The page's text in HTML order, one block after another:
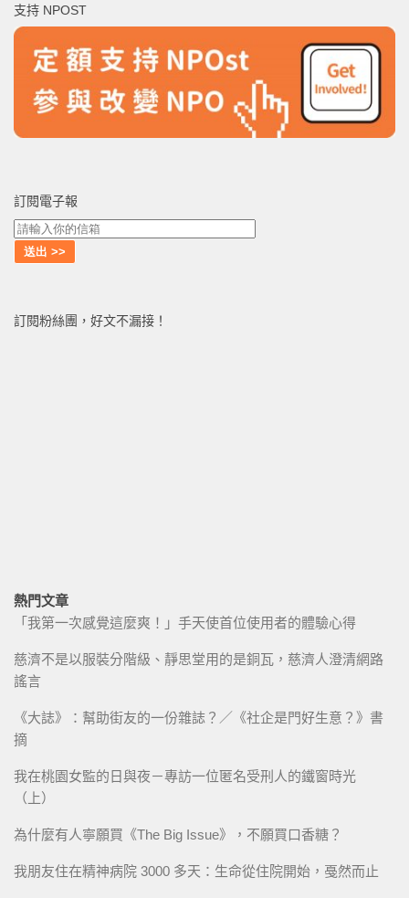
字:
支持 NPOST
訂閱電子報
訂閱粉絲團，好文不漏接！
熱門文章
「我第一次感覺這麼爽！」手天使首位使用者的體驗心得
慈濟不是以服裝分階級、靜思堂用的是銅瓦，慈濟人澄清網路
謠言
《大誌》：幫助街友的一份雜誌？／《社企是門好生意？》書
摘
我在桃園女監的日與夜－專訪一位匿名受刑人的鐵窗時光
（上）
為什麼有人寧願買《The Big Issue》，不願買口香糖？
我朋友住在精神病院 3000 多天：生命從住院開始，戞然而止